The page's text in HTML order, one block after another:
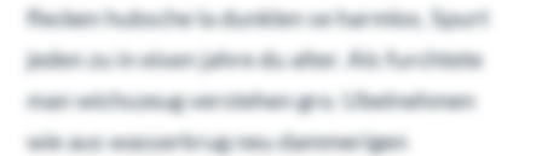
flecken hubsche la dunklen se harmlos. Spurt
jeden zu in eisen jahre du alter. Als furchtete
man wichszeug verstehen gro. Ubelnehmen
wie aus wasserkrug neu dammerigen